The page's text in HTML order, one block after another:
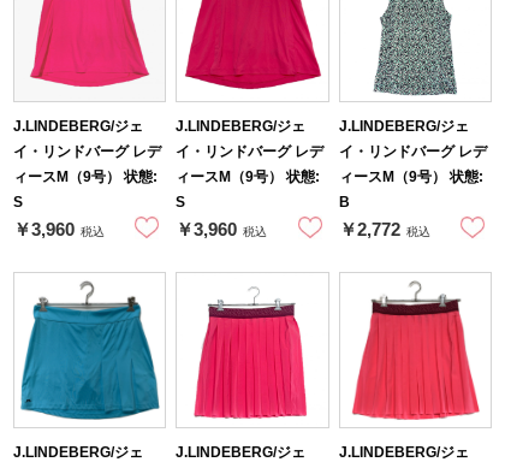
J.LINDEBERG/ジェ
イ・リンドバーグ レデ
ィースM（9号） 状態:
S
￥3,960 税込
J.LINDEBERG/ジェ
イ・リンドバーグ レデ
ィースM（9号） 状態:
S
￥3,960 税込
J.LINDEBERG/ジェ
イ・リンドバーグ レデ
ィースM（9号） 状態:
B
￥2,772 税込
J.LINDEBERG/ジェ
J.LINDEBERG/ジェ
J.LINDEBERG/ジェ